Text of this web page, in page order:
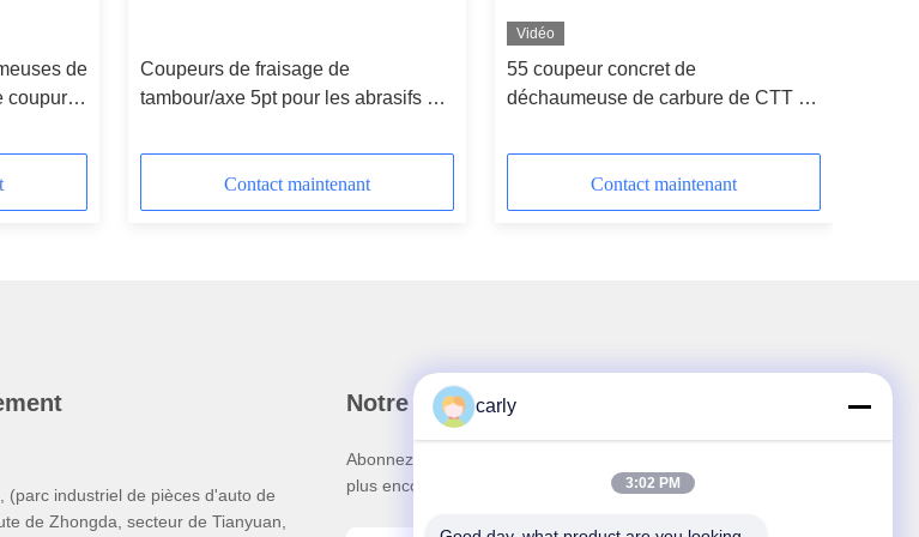
de
coupure
-
Coupeurs de fraisage de
tambour/axe 5pt pour les abrasifs de
rechange électriques
Contact maintenant
Vidéo
55 coupeur concret de
déchaumeuse de carbure de CTT de
Contact maintenant
(parc industriel de pièces d'auto de
de Zhongda, secteur de Tianyuan,
Notre newsletter
Abonnez-vous à notre newsletter pour des réductions et
plus encore.
carly
3:02 PM